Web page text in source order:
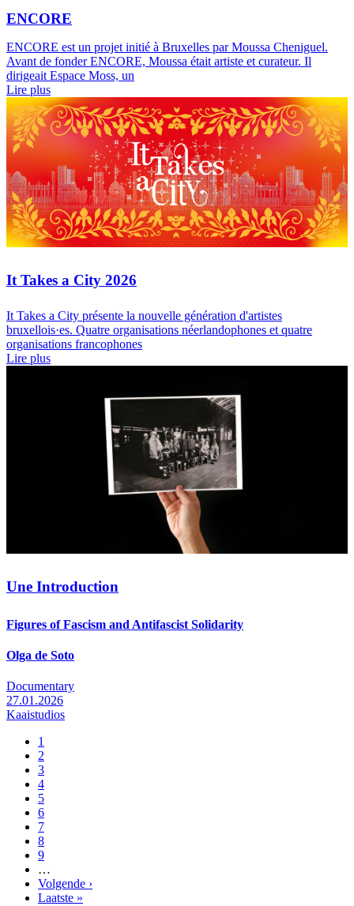
ENCORE
ENCORE est un projet initié à Bruxelles par Moussa Cheniguel.
Avant de fonder ENCORE, Moussa était artiste et curateur. Il
dirigeait Espace Moss, un
Lire plus
It Takes a City 2026
It Takes a City présente la nouvelle génération d'artistes
bruxellois·es. Quatre organisations néerlandophones et quatre
organisations francophones
Lire plus
Une Introduction
Figures of Fascism and Antifascist Solidarity
Olga de Soto
Documentary
27.01.2026
Kaaistudios
Pagination
Pagina
1
Pagina
2
Pagina
3
Pagina
4
Pagina
5
Pagina
6
Pagina
7
Pagina
8
Pagina
9
…
Page
suivante
Volgende ›
Dernière
Laatste »